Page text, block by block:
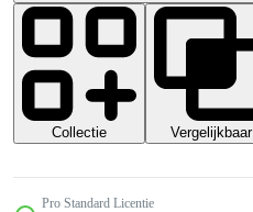
Collectie
Vergelijkbaar
Pro Standard Licentie